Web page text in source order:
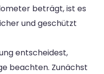
beträgt, ist es
und geschützt
entscheidest,
beachten. Zunächst